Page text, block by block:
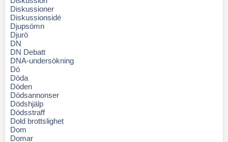
Diskussioner
Diskussionsidé
Djupsömn
Djurö
DN
DN Debatt
DNA-undersökning
Dö
Döda
Döden
Dödsannonser
Dödshjälp
Dödsstraff
Dold brottslighet
Dom
Domar